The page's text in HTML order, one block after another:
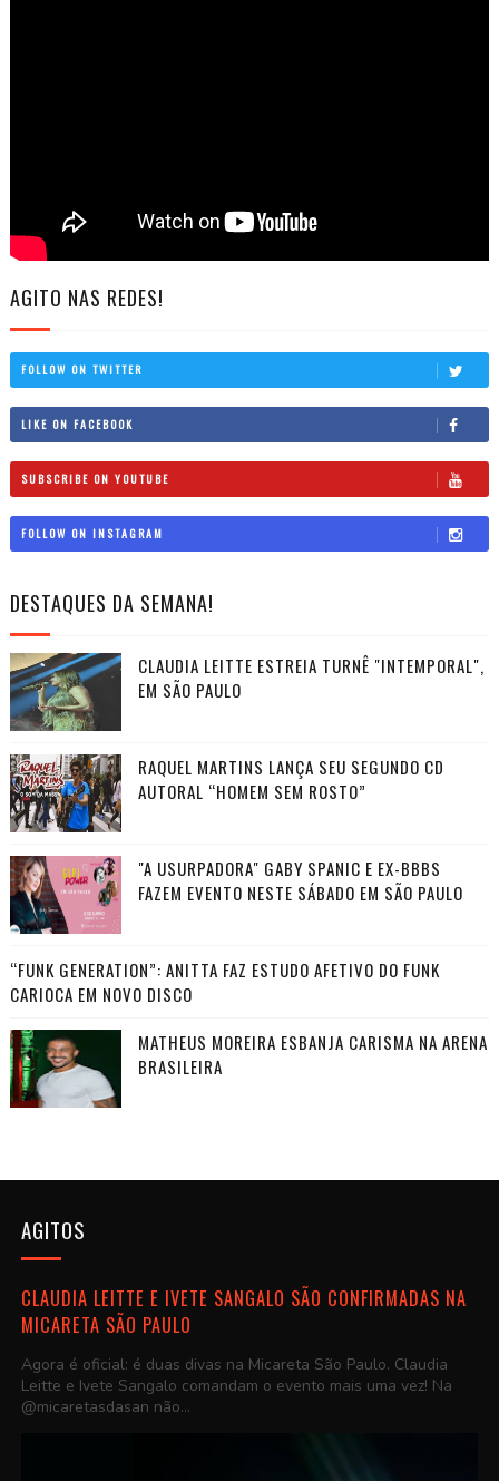
AGITO NAS REDES!
FOLLOW ON TWITTER
LIKE ON FACEBOOK
SUBSCRIBE ON YOUTUBE
FOLLOW ON INSTAGRAM
DESTAQUES DA SEMANA!
CLAUDIA LEITTE ESTREIA TURNÊ "INTEMPORAL",
EM SÃO PAULO
RAQUEL MARTINS LANÇA SEU SEGUNDO CD
AUTORAL “HOMEM SEM ROSTO”
"A USURPADORA" GABY SPANIC E EX-BBBS
FAZEM EVENTO NESTE SÁBADO EM SÃO PAULO
“FUNK GENERATION”: ANITTA FAZ ESTUDO AFETIVO DO FUNK
CARIOCA EM NOVO DISCO
MATHEUS MOREIRA ESBANJA CARISMA NA ARENA
BRASILEIRA
AGITOS
CLAUDIA LEITTE E IVETE SANGALO SÃO CONFIRMADAS NA
MICARETA SÃO PAULO
Agora é oficial: é duas divas na Micareta São Paulo. Claudia
Leitte e Ivete Sangalo comandam o evento mais uma vez! Na
@micaretasdasan não...